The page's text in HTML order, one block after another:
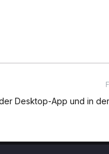
Desktop-App und in